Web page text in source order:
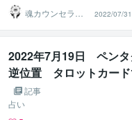
魂カウンセラー
✨ あきほ（aki
ho）
2022/07/31
2022年7月19日 ペン
逆位置 タロットカード
をお伝えします。
記事
占い